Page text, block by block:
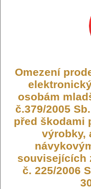
Dostupnost: Není
Počet ks:
0 ks
189,- KČ
Elf Bar 600
Omezení
osobám
č.379/2005
před škodami
výrobky,
souvisejících
č. 225/2006